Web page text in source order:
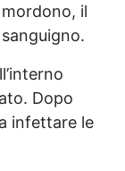
il
Dopo
infettare le